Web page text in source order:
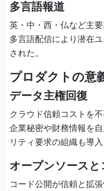
英・中・西・仏など主
多言語配信により潜在
された。
プロダクトの意
データ主権回復
クラウド信頼コストを不
企業秘密や財務情報を
リティ要求の組織も導
コード公開が信頼と拡張
外部開発者がプラグイ